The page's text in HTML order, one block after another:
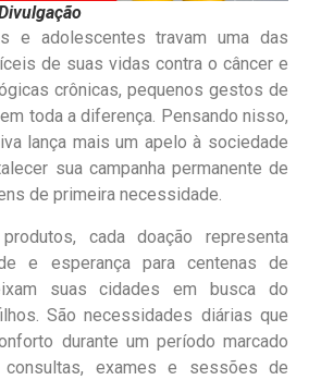
e adolescentes travam uma das
de suas vidas contra o câncer e
crônicas, pequenos gestos de
toda a diferença. Pensando nisso,
lança mais um apelo à sociedade
sua campanha permanente de
de primeira necessidade.
cada doação representa
e esperança para centenas de
suas cidades em busca do
São necessidades diárias que
durante um período marcado
consultas, exames e sessões de